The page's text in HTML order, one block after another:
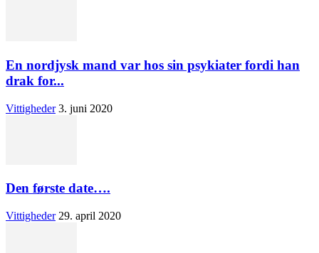
En nordjysk mand var hos sin psykiater fordi han
drak for...
Vittigheder 3. juni 2020
Den første date….
Vittigheder 29. april 2020